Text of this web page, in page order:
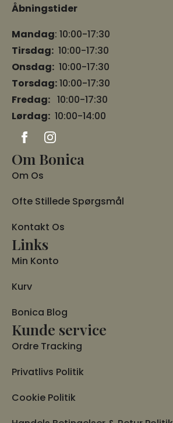
Åbningstider
Mandag: 10:00-17:30
Tirsdag: 10:00-17:30
Onsdag: 10:00-17:30
Torsdag:10:00-17:30
Fredag: 10:00-17:30
Lørdag: 10:00-14:00
Om Bonica
Om Os
Ofte Stillede Spørgsmål
Kontakt Os
Links
Min Konto
Kurv
Bonica Blog
Kunde service
Ordre Tracking
Privatlivs Politik
Cookie Politik